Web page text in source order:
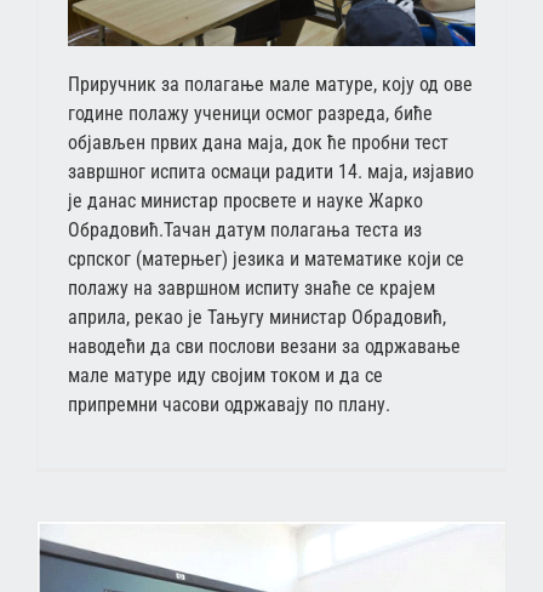
Приручник за полагање мале матуре, коју од ове
године полажу ученици осмог разреда, биће
објављен првих дана маја, док ће пробни тест
завршног испита осмаци радити 14. маја, изјавио
је данас министар просвете и науке Жарко
Обрадовић.Тачан датум полагања теста из
српског (матерњег) језика и математике који се
полажу на завршном испиту знаће се крајем
априла, рекао је Тањугу министар Обрадовић,
наводећи да сви послови везани за одржавање
мале матуре иду својим током и да се
припремни часови одржавају по плану.